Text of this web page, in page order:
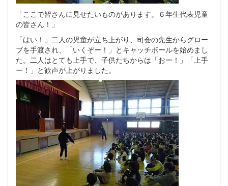
「ここで皆さんに見せたいものがあります。６年生代表児童
の皆さん！」
「はい！」二人の児童が立ち上がり、司会の先生からグロー
ブを手渡され、「いくぞー！」とキャッチボールを始めまし
た。二人はとても上手で、子供たちからは「おー！」「上手
ー！」と歓声が上がりました。